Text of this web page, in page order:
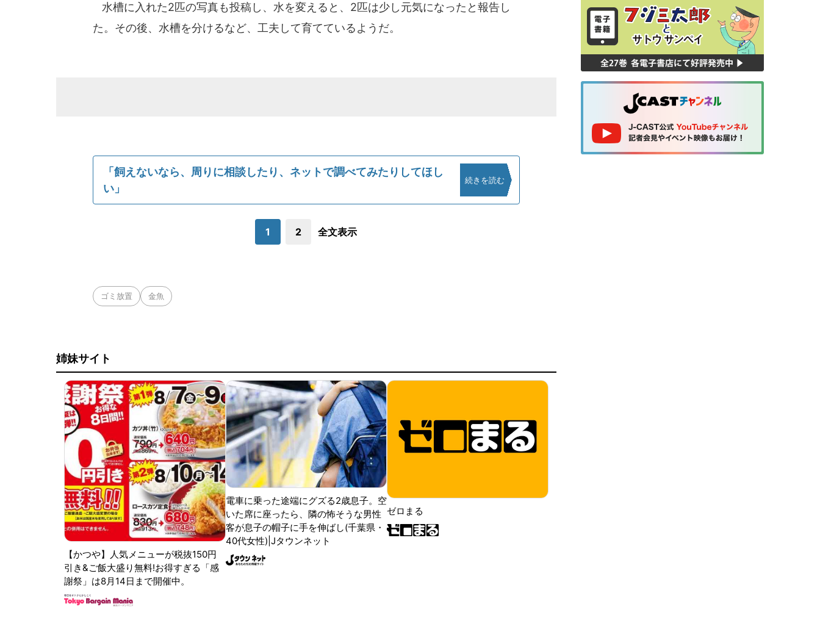
水槽に入れた2匹の写真も投稿し、水を変えると、2匹は少し元気になったと報告し
た。その後、水槽を分けるなど、工夫して育てているようだ。
「飼えないなら、周りに相談したり、ネットで調べてみたりしてほし
い」
続きを読む
1 2 全文表示
ゴミ放置 金魚
姉妹サイト
【かつや】人気メニューが税抜150円
引き&ご飯大盛り無料!お得すぎる「感
謝祭」は8月14日まで開催中。
電車に乗った途端にグズる2歳息子。空
いた席に座ったら、隣の怖そうな男性
客が息子の帽子に手を伸ばし(千葉県・
40代女性)|Jタウンネット
ゼロまる